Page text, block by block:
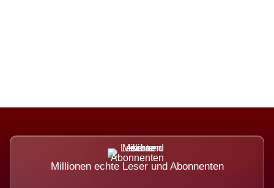
Millionen echte Leser und Abonnenten